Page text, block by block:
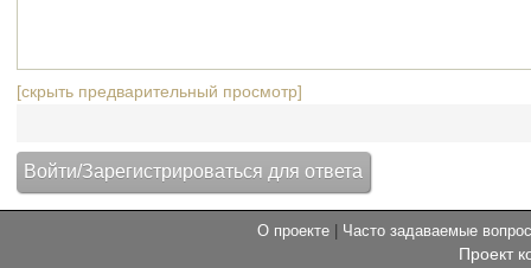
[скрыть предварительный просмотр]
О проекте Часто задаваемые
Проект